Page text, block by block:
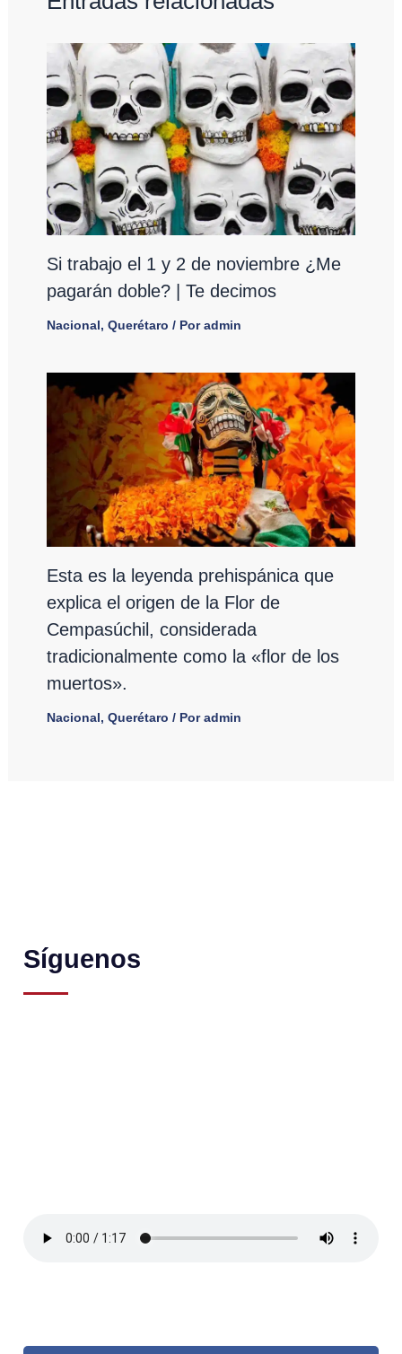
Si trabajo el 1 y 2 de noviembre ¿Me
pagarán doble? | Te decimos
Nacional, Querétaro / Poradmin
Esta es la leyenda prehispánica que
explica el origen de la Flor de
Cempasúchil, considerada
tradicionalmente como la «flor de los
muertos».
Nacional, Querétaro / Poradmin
Síguenos